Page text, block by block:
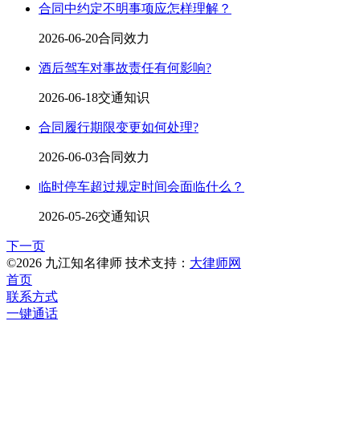
合同中约定不明事项应怎样理解？
2026-06-20合同效力
酒后驾车对事故责任有何影响?
2026-06-18交通知识
合同履行期限变更如何处理?
2026-06-03合同效力
临时停车超过规定时间会面临什么？
2026-05-26交通知识
下一页
©2026 九江知名律师 技术支持： 大律师网
首页
联系方式
一键通话